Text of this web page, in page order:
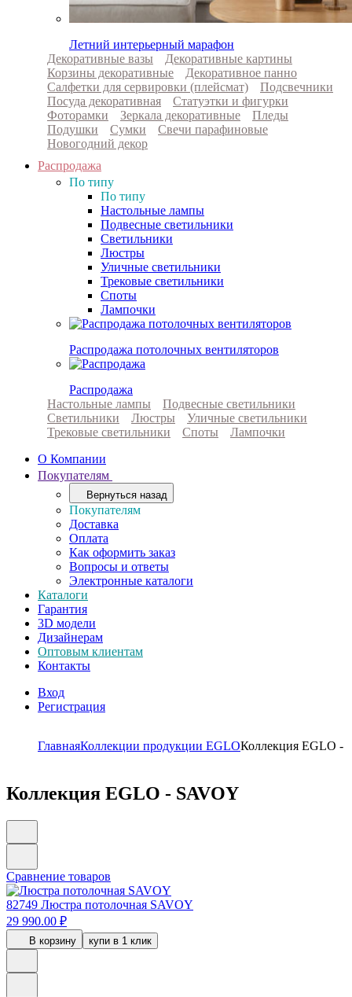
Летний интерьерный марафон
Декоративные вазы
Декоративные картины
Корзины декоративные
Декоративное панно
Салфетки для сервировки (плейсмат)
Подсвечники
Посуда декоративная
Статуэтки и фигурки
Фоторамки
Зеркала декоративные
Пледы
Подушки
Сумки
Свечи парафиновые
Новогодний декор
Распродажа
По типу
По типу
Настольные лампы
Подвесные светильники
Светильники
Люстры
Уличные светильники
Трековые светильники
Споты
Лампочки
Распродажа потолочных вентиляторов
Распродажа
Настольные лампы
Подвесные светильники
Светильники
Люстры
Уличные светильники
Трековые светильники
Споты
Лампочки
О Компании
Покупателям
Вернуться назад
Покупателям
Доставка
Оплата
Как оформить заказ
Вопросы и ответы
Электронные каталоги
Каталоги
Гарантия
3D модели
Дизайнерам
Оптовым клиентам
Контакты
Вход
Регистрация
ГлавнаяКоллекции продукции EGLOКоллекция EGLO -
Коллекция EGLO - SAVOY
Сравнение товаров
82749 Люстра потолочная SAVOY
29 990.00 ₽
В корзину купи в 1 клик